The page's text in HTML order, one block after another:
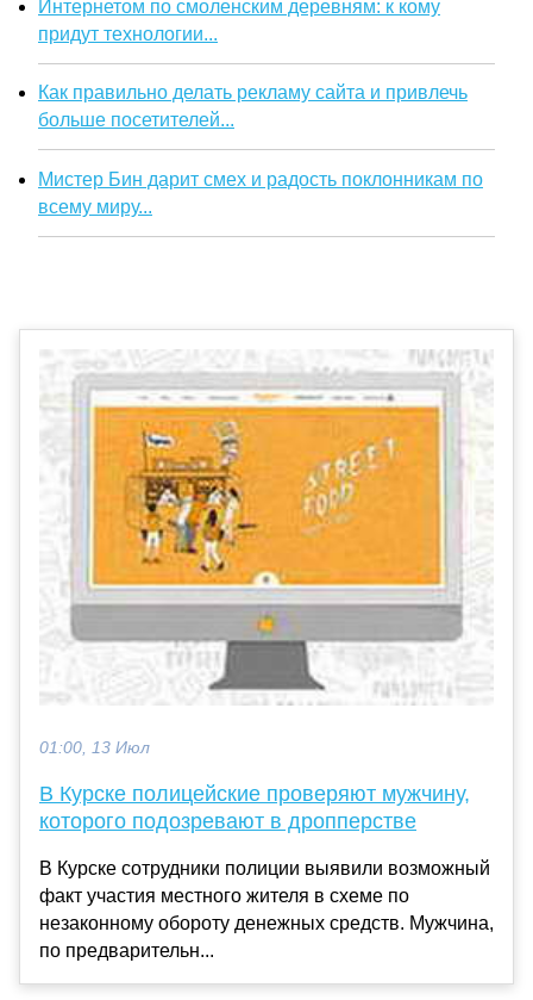
Интернетом по смоленским деревням: к кому
придут технологии...
Как правильно делать рекламу сайта и привлечь
больше посетителей...
Мистер Бин дарит смех и радость поклонникам по
всему миру...
01:00, 13 Июл
В Курске полицейские проверяют мужчину,
которого подозревают в дропперстве
В Курске сотрудники полиции выявили возможный
факт участия местного жителя в схеме по
незаконному обороту денежных средств. Мужчина,
по предварительн...